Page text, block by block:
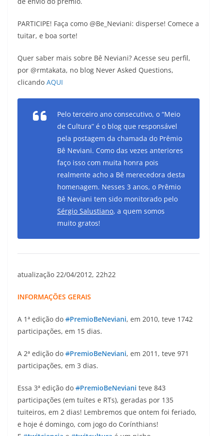
PARTICIPE! Faça como @Be_Neviani: disperse! Comece a
tuitar, e boa sorte!
Quer saber mais sobre Bê Neviani? Acesse seu perfil,
por @rmtakata, no blog Never Asked Questions,
clicando AQUI
Pelo terceiro ano consecutivo, o “Meio
de Cultura” é o blog que responsável
pela postagem da chamada do Prêmio
Bê Neviani. Como das vezes anteriores
faço isso com muita honra pois
realmente acho a Bê merecedora desta
homenagem. Nesses 3 anos, o Prêmio
Bê Neviani tem sido monitorado pelo
Sérgio Salustiano, a quem somos
muito gratos!
atualização 22/04/2012, 22h22
INFORMAÇÕES GERAIS
A 1ª edição do #PremioBeNeviani, em 2010, teve 1742
participações, em 15 dias.
A 2ª edição do #PremioBeNeviani, em 2011, teve 971
participações, em 3 dias.
Essa 3ª edição do #PremioBeNeviani teve 843
participações (em tuítes e RTs), geradas por 135
tuiteiros, em 2 dias! Lembremos que ontem foi feriado,
e hoje é domingo, com jogo do Corínthians!